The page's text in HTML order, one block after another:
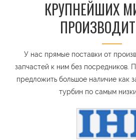
КРУПНЕЙШИХ
У нас прямые поставки от
запчастей к ним без
предложить большое наличие как
турбин по самым